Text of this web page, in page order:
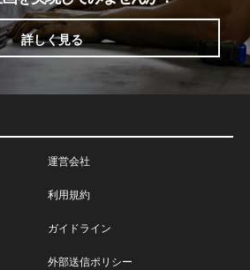
詳しく見る
運営会社
利用規約
ガイドライン
外部送信ポリシー